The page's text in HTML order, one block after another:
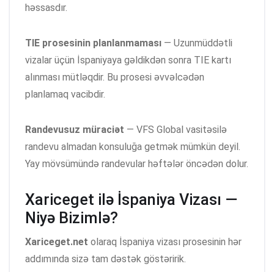
həssasdır.
TIE prosesinin planlanmaması — Uzunmüddətli
vizalar üçün İspaniyaya gəldikdən sonra TIE kartı
alınması mütləqdir. Bu prosesi əvvəlcədən
planlamaq vacibdir.
Randevusuz müraciət — VFS Global vasitəsilə
randevu almadan konsuluğa getmək mümkün deyil.
Yay mövsümündə randevular həftələr öncədən dolur.
Xariceget ilə İspaniya Vizası —
Niyə Bizimlə?
Xariceget.net olaraq İspaniya vizası prosesinin hər
addımında sizə tam dəstək göstəririk.